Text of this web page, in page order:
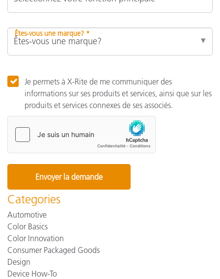
Êtes-vous une marque? *
Je permets à X-Rite de me communiquer des
informations sur ses produits et services, ainsi que sur les
produits et services connexes de ses associés.
Categories
Automotive
Color Basics
Color Innovation
Consumer Packaged Goods
Design
Device How-To